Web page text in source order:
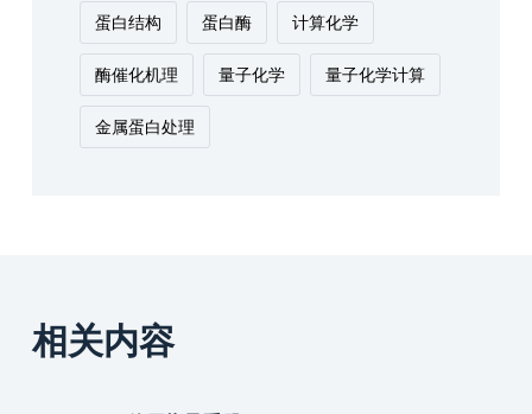
蛋白结构 蛋白酶 计算化学
酶催化机理 量子化学 量子化学计算
金属蛋白处理
相关内容